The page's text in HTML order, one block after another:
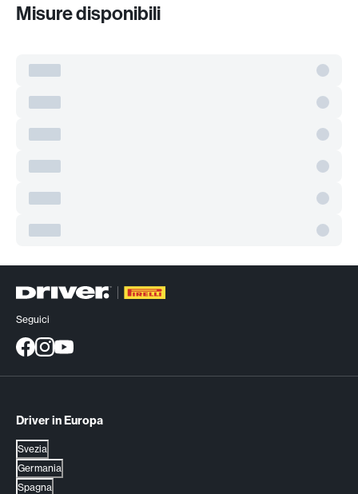
Misure disponibili
Seguici
Driver in Europa
Svezia
Germania
Spagna